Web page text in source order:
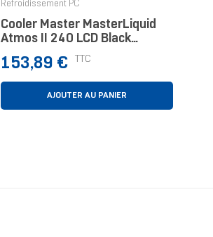
Refroidissement PC
Cooler Master MasterLiquid
Atmos II 240 LCD Black
Processeur Kit Watercooling
12 Cm Noir 1 Pièce(s)
Prix
153,89 € TTC
AJOUTER AU PANIER